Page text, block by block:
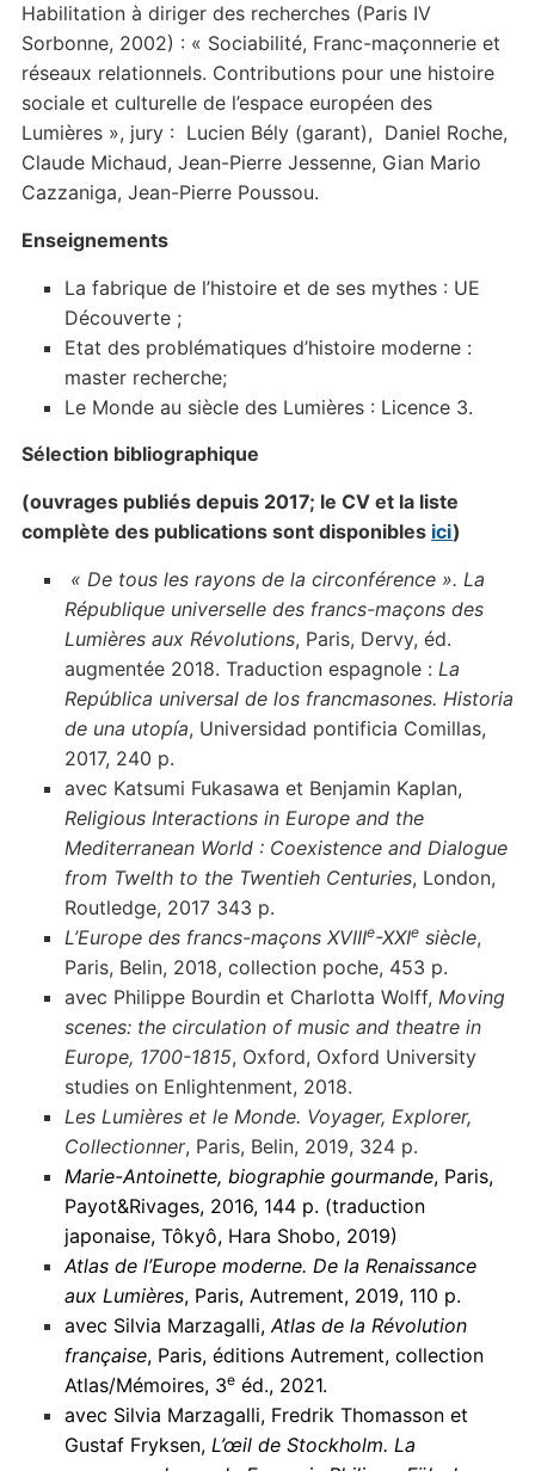
Habilitation à diriger des recherches (Paris IV
Sorbonne, 2002) : « Sociabilité, Franc-maçonnerie et
réseaux relationnels. Contributions pour une histoire
sociale et culturelle de l’espace européen des
Lumières », jury : Lucien Bély (garant), Daniel Roche,
Claude Michaud, Jean-Pierre Jessenne, Gian Mario
Cazzaniga, Jean-Pierre Poussou.
Enseignements
La fabrique de l’histoire et de ses mythes : UE
Découverte ;
Etat des problématiques d’histoire moderne :
master recherche;
Le Monde au siècle des Lumières : Licence 3.
Sélection bibliographique
(ouvrages publiés depuis 2017; le CV et la liste
complète des publications sont disponibles ici)
« De tous les rayons de la circonférence ». La
République universelle des francs-maçons des
Lumières aux Révolutions, Paris, Dervy, éd.
augmentée 2018. Traduction espagnole : La
República universal de los francmasones. Historia
de una utopía, Universidad pontificia Comillas,
2017, 240 p.
avec Katsumi Fukasawa et Benjamin Kaplan,
Religious Interactions in Europe and the
Mediterranean World : Coexistence and Dialogue
from Twelth to the Twentieh Centuries, London,
Routledge, 2017 343 p.
L’Europe des francs-maçons XVIIIe-XXIesiècle,
Paris, Belin, 2018, collection poche, 453 p.
avec Philippe Bourdin et Charlotta Wolff, Moving
scenes: the circulation of music and theatre in
Europe, 1700-1815, Oxford, Oxford University
studies on Enlightenment, 2018.
Les Lumières et le Monde. Voyager, Explorer,
Collectionner, Paris, Belin, 2019, 324 p.
Marie-Antoinette, biographie gourmande, Paris,
Payot&Rivages, 2016, 144 p. (traduction
japonaise, Tôkyô, Hara Shobo, 2019)
Atlas de l’Europe moderne. De la Renaissance
aux Lumières, Paris, Autrement, 2019, 110 p.
avec Silvia Marzagalli,Atlas de la Révolution
française, Paris, éditions Autrement, collection
Atlas/Mémoires, 3eéd., 2021.
avec Silvia Marzagalli, Fredrik Thomasson et
Gustaf Fryksen, L’œil de Stockholm. La